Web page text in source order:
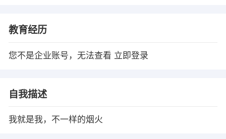
教育经历
您不是企业账号，无法查看 立即登录
自我描述
我就是我，不一样的烟火